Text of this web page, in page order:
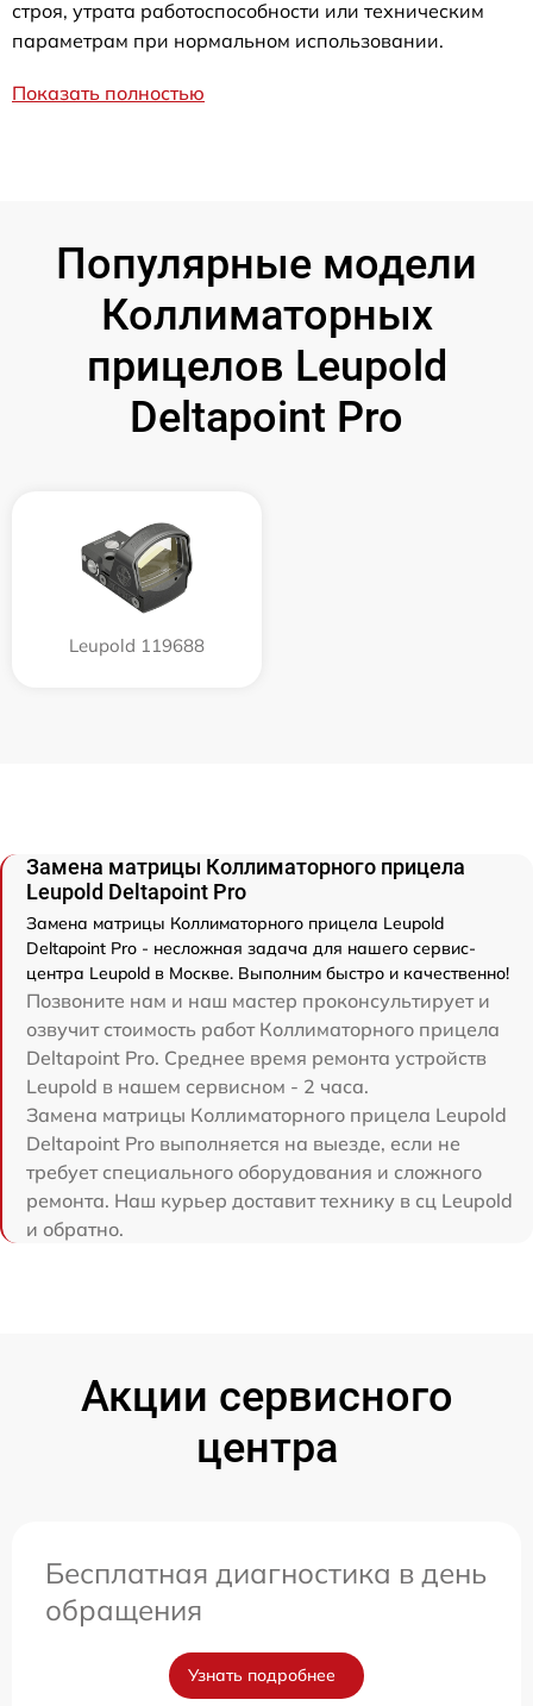
строя, утрата работоспособности или техническим
параметрам при нормальном использовании.
Показать полностью
Популярные модели
Коллиматорных
прицелов Leupold
Deltapoint Pro
Leupold 119688
Замена матрицы Коллиматорного прицела
Leupold Deltapoint Pro
Замена матрицы Коллиматорного прицела Leupold
Deltapoint Pro - несложная задача для нашего сервис-
центра Leupold в Москве. Выполним быстро и качественно!
Позвоните нам и наш мастер проконсультирует и
озвучит стоимость работ Коллиматорного прицела
Deltapoint Pro. Среднее время ремонта устройств
Leupold в нашем сервисном - 2 часа.
Замена матрицы Коллиматорного прицела Leupold
Deltapoint Pro выполняется на выезде, если не
требует специального оборудования и сложного
ремонта. Наш курьер доставит технику в сц Leupold
и обратно.
Акции сервисного
центра
Бесплатная диагностика в день
обращения
Узнать подробнее